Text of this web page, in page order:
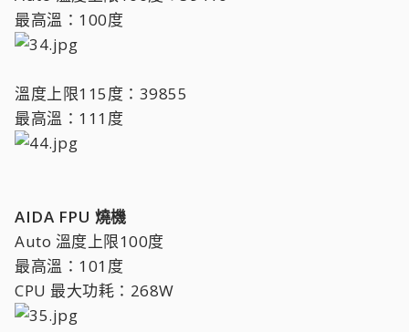
最高溫：100度
溫度上限115度：39855
最高溫：111度
AIDA FPU 燒機
Auto 溫度上限100度
最高溫：101度
CPU 最大功耗：268W